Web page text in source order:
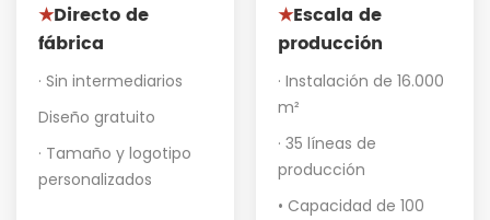
★Directo de
fábrica
· Sin intermediarios
Diseño gratuito
· Tamaño y logotipo
personalizados
★Escala de
producción
· Instalación de 16.000
m²
· 35 líneas de
producción
• Capacidad de 100